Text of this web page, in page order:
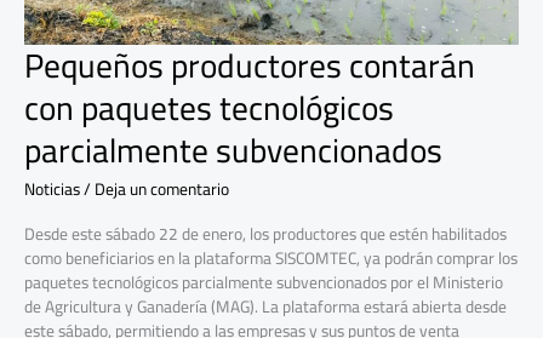
Pequeños productores contarán
con paquetes tecnológicos
parcialmente subvencionados
Noticias/Deja un comentario
Desde este sábado 22 de enero, los productores que estén habilitados
como beneficiarios en la plataforma SISCOMTEC, ya podrán comprar los
paquetes tecnológicos parcialmente subvencionados por el Ministerio
de Agricultura y Ganadería (MAG). La plataforma estará abierta desde
este sábado, permitiendo a las empresas y sus puntos de venta